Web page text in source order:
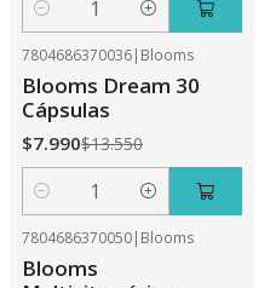
Cantidad
7804686370036| Blooms
Blooms Dream 30
Cápsulas
$7.990$13.550
Cantidad
7804686370050| Blooms
Blooms